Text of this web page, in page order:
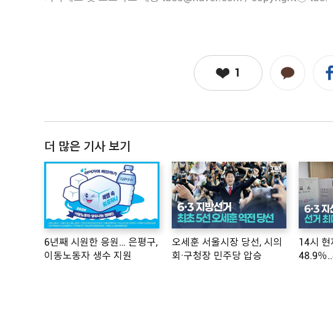
1
더 많은 기사 보기
6년째 시원한 응원… 은평구,
이동노동자 생수 지원
오세훈 서울시장 당선, 시의
회·구청장 민주당 압승
14시 현
48.9％